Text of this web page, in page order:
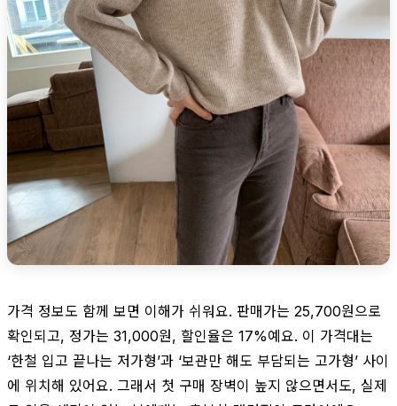
가격 정보도 함께 보면 이해가 쉬워요. 판매가는 25,700원으로
확인되고, 정가는 31,000원, 할인율은 17%예요. 이 가격대는
‘한철 입고 끝나는 저가형’과 ‘보관만 해도 부담되는 고가형’ 사이
에 위치해 있어요. 그래서 첫 구매 장벽이 높지 않으면서도, 실제